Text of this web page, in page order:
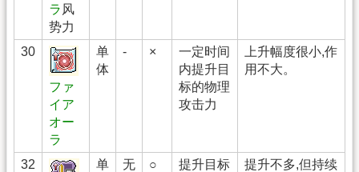
ラ 风
势力
30
ファ
イア
オー
ラ
单
体
- ×
一定时间
内提升目
标的物理
攻击力
上升幅度很小,作
用不大。
32
单
无 ○
提升目标
提升不多,但持续